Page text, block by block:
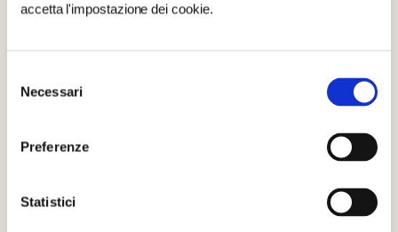
accetta l'impostazione dei cookie.
delNecessari
Preferenze
Statistici